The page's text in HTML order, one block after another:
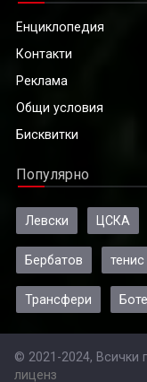
Енциклопедия
Контакти
Реклама
Общи условия
Бисквитки
Популярно
Левски ЦСКА
Бербатов тенис
Трансфери
© 2021-2024, Всички
лиценз